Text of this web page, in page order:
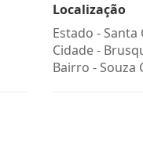
Localização
Estado -Santa
Cidade -
Bairro -Souza